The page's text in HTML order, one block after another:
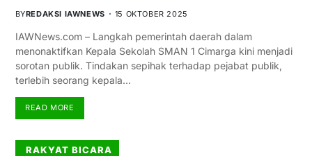
BYREDAKSI IAWNEWS 15 OKTOBER 2025
IAWNews.com – Langkah pemerintah daerah dalam
menonaktifkan Kepala Sekolah SMAN 1 Cimarga kini menjadi
sorotan publik. Tindakan sepihak terhadap pejabat publik,
terlebih seorang kepala…
READ MORE
RAKYAT BICARA